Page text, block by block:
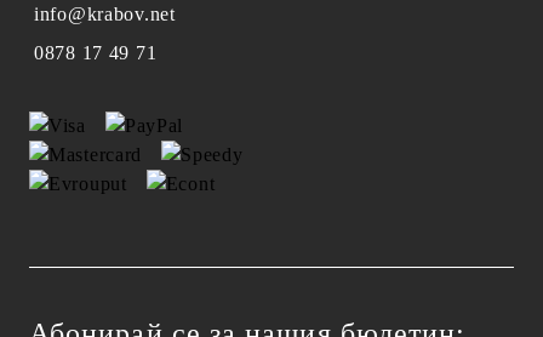
info@krabov.net
0878 17 49 71